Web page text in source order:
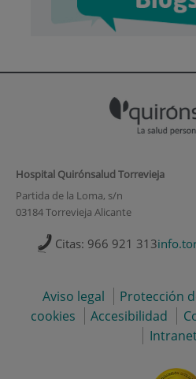
Hospital Quirónsalud Torrevieja
Partida de la Loma, s/n
03184 Torrevieja Alicante
Citas: 966 921 313
Aviso legal Protección
cookies
Accesibilidad